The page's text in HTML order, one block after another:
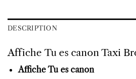
DESCRIPTION
Affiche Tu es canon Taxi
Affiche Tu es canon